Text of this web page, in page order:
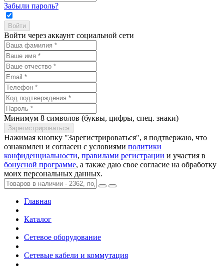
Забыли пароль?
Войти через аккаунт социальной сети
Минимум 8 символов (буквы, цифры, спец. знаки)
Нажимая кнопку "Зарегистрироваться", я подтвержаю, что
ознакомлен и согласен с условиями политики
конфиденциальности, правилами регистрации и участия в
бонусной программе, а также даю свое согласие на обработку
моих персональных данных.
Главная
Каталог
Сетевое оборудование
Сетевые кабели и коммутация